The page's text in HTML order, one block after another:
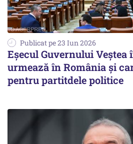
Publicat pe 23 Iun 2026
Eșecul Guvernului Veștea
urmează în România și
pentru partitdele politice